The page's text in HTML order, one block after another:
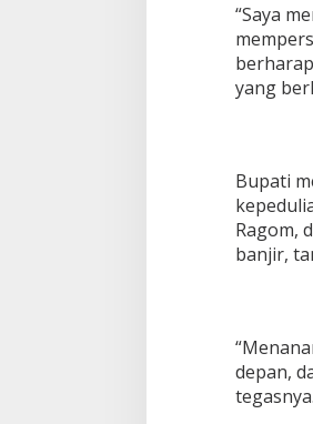
“Saya
yang
Bupati
Ragom,
banjir,
depan,
tegasnya.